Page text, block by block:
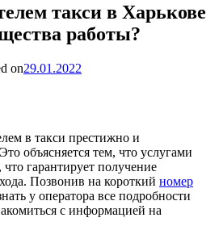
такси в Харькове
работы?
on29.01.2022
в такси престижно и
объясняется тем, что услугами
гарантирует получение
Позвонив на короткий номер
у оператора все подробности
с информацией на